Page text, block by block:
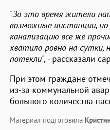
"За это время жители
возможные инстанции,
канализацию все же
хватило ровно на сутки,
потекли", - рассказали
При этом граждане
из-за коммунальной
большого количества
Материал подготовила